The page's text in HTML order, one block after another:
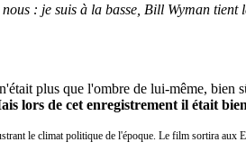
: je suis à la basse, Bill Wyman
plus que l'ombre de lui-même, bien
lors de cet enregistrement il était
le climat politique de l'époque. Le film sortira aux